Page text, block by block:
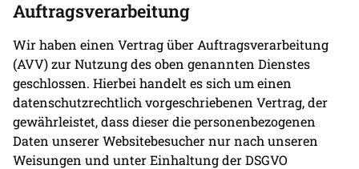
Auftragsverarbeitung
Wir haben einen Vertrag über Auftragsverarbeitung
(AVV) zur Nutzung des oben genannten Dienstes
geschlossen. Hierbei handelt es sich um einen
datenschutzrechtlich vorgeschriebenen Vertrag, der
gewährleistet, dass dieser die personenbezogenen
Daten unserer Websitebesucher nur nach unseren
Weisungen und unter Einhaltung der DSGVO